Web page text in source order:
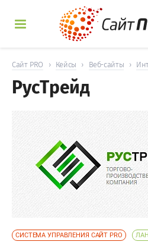
Сайт PRO › Кейсы › Веб-сайты ›
РусТрейд
СИСТЕМА УПРАВЛЕНИЯ САЙТ PRO